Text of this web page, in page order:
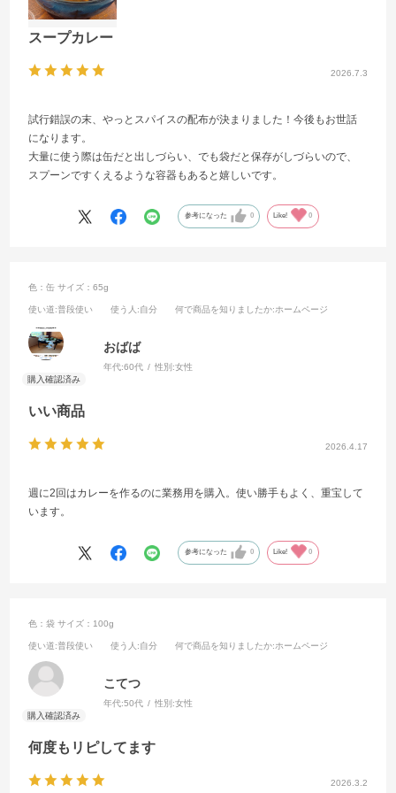
2026.7.3
スープカレー
試行錯誤の末、やっとスパイスの配布が決まりました！今後もお世話
になります。
大量に使う際は缶だと出しづらい、でも袋だと保存がしづらいので、
スプーンですくえるような容器もあると嬉しいです。
参考になった 0 Like! 0
2026.4.17
いい商品
色：缶 サイズ：65g
使い道:普段使い 使う人 :自分 何で商品を知りましたか:ホームページ
おばば
年代:60代 性別:女性
週に2回はカレーを作るのに業務用を購入。使い勝手もよく、重宝して
います。
参考になった 0 Like! 0
2026.3.2
何度もリピしてます
色：袋 サイズ：100g
使い道:普段使い 使う人 :自分 何で商品を知りましたか:ホームページ
こてつ
年代:50代 性別:女性